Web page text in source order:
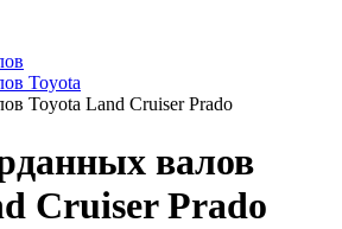
Toyota
Toyota Land Cruiser Prado
валов
Cruiser Prado